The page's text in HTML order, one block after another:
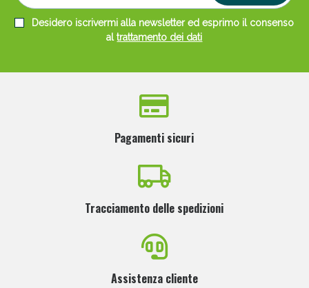
Desidero iscrivermi alla newsletter ed esprimo il consenso
altrattamento dei dati
Pagamenti sicuri
Tracciamento delle spedizioni
Assistenza cliente